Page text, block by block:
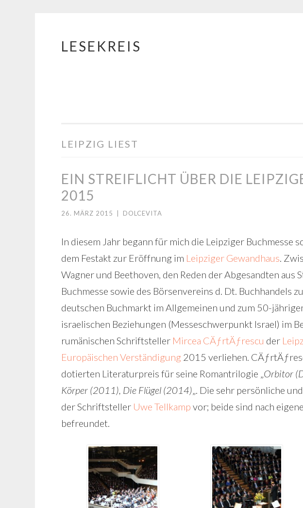
Springe
LESEKREIS
LEIPZIG LIEST
EIN STREIFLICHT ÜBER DIE
2015
26. MÄRZ 2015 DOLCEVITA
In diesem Jahr begann für mich die Leipziger Buchmesse
dem Festakt zur Eröffnung im Leipziger Gewandhaus.
Wagner und Beethoven, den Reden der Abgesandten aus
Buchmesse sowie des Börsenvereins d. Dt. Buchhandels
deutschen Buchmarkt im Allgemeinen und zum 50-
israelischen Beziehungen (Messeschwerpunkt Israel) im
rumänischen Schriftsteller Mircea CÄƒrtÄƒrescu der
Europäischen Verständigung 2015 verliehen.
dotierten Literaturpreis für seine Romantrilogie „Orbitor
Körper (2011), Die Flügel (2014)„. Die sehr persönliche
der Schriftsteller Uwe Tellkamp vor; beide sind nach
befreundet.